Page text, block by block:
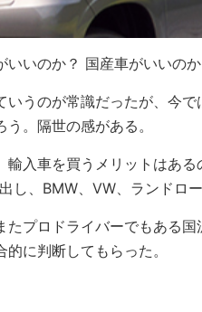
いのか？ 国産車がいいのか
うのが常識だったが、今で
。隔世の感がある。
入車を買うメリットはある
、BMW、VW、ランドロー
プロドライバーでもある国
に判断してもらった。